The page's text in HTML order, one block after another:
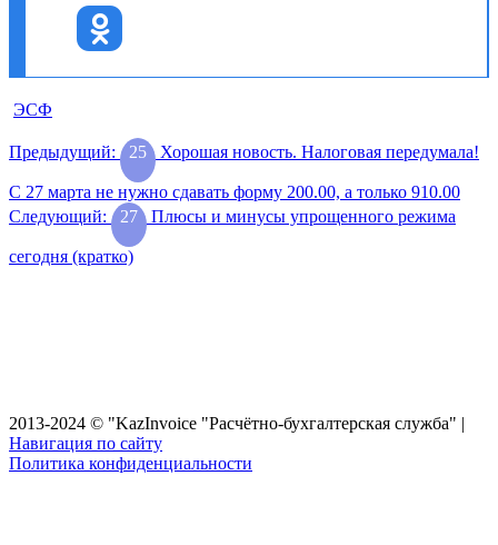
ЭСФ
Навигация
по
записям
Предыдущий: Предыдущая
запись:
25 Хорошая новость. Налоговая передумала!
С 27 марта не нужно сдавать форму 200.00, а только 910.00
Следующий: Следующая
запись:
27 Плюсы и минусы упрощенного режима
сегодня (кратко)
2013-2024 © "KazInvoice "Расчётно-бухгалтерская служба" |
Навигация по сайту
Политика конфиденциальности